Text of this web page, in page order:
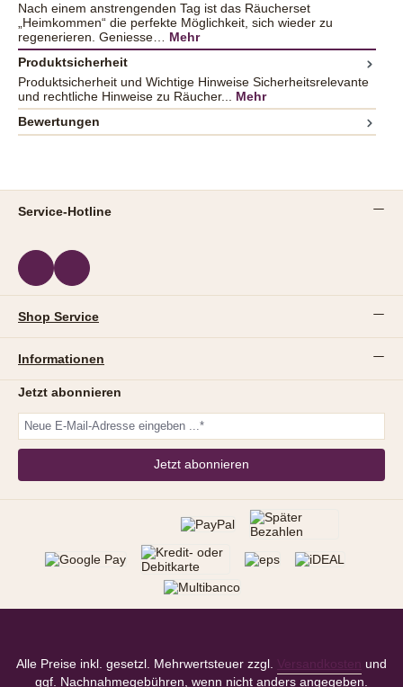
Nach einem anstrengenden Tag ist das Räucherset
„Heimkommen“ die perfekte Möglichkeit, sich wieder zu
regenerieren. Geniesse… Mehr
Produktsicherheit
Produktsicherheit und Wichtige Hinweise Sicherheitsrelevante
und rechtliche Hinweise zu Räucher... Mehr
Bewertungen
Service-Hotline
Shop Service
Informationen
Jetzt abonnieren
Jetzt abonnieren
Alle Preise inkl. gesetzl. Mehrwertsteuer zzgl. Versandkosten
und
ggf. Nachnahmegebühren, wenn nicht anders angegeben.